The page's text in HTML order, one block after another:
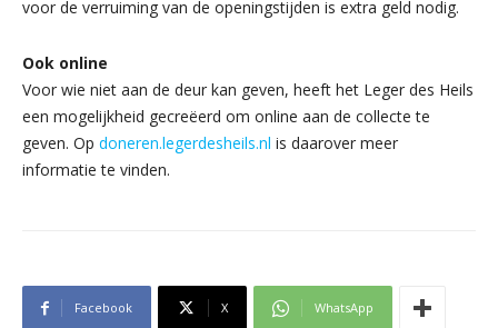
voor de verruiming van de openingstijden is extra geld nodig.
Ook online
Voor wie niet aan de deur kan geven, heeft het Leger des Heils
een mogelijkheid gecreëerd om online aan de collecte te
geven. Op doneren.legerdesheils.nl is daarover meer
informatie te vinden.
Facebook X WhatsApp